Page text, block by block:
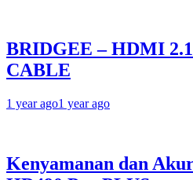
BRIDGEE – HDMI
CABLE
1 year ago1 year ago
Kenyamanan dan